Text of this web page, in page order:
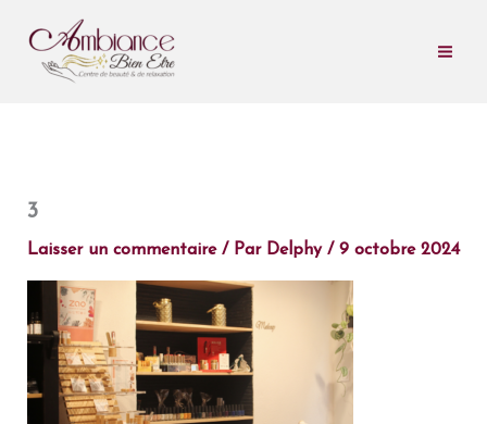
contenu
3
Laisser un commentaire / Par Delphy / 9 octobre 2024